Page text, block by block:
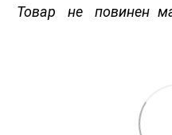
Товар не повинен